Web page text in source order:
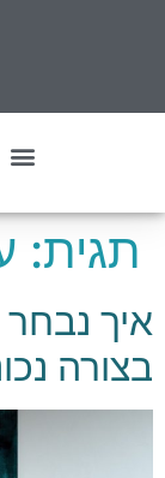
תגית:
איך
בצורה